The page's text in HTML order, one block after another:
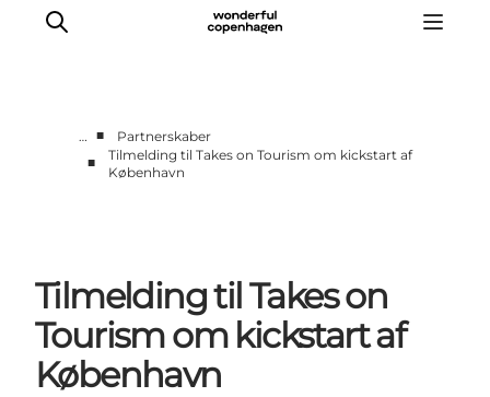
Vi arbejder for
Om Wonderful Copenhagen
… ■
Partnerskaber
■
Tilmelding til Takes on Tourism om kickstart af
København
Tilmelding til Takes on
Tourism om kickstart af
København